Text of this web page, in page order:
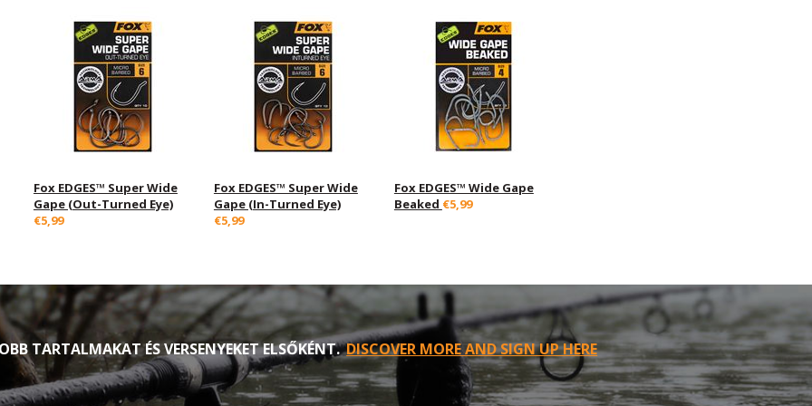
Fox EDGES™ Super Wide
Gape (Out-Turned Eye)
€5,99
Fox EDGES™ Super Wide
Gape (In-Turned Eye)
€5,99
Fox EDGES™ Wide Gape
Beaked €5,99
TARTALMAKAT ÉS VERSENYEKET ELSŐKÉNT.DISCOVER MORE AND SIGN UP HERE